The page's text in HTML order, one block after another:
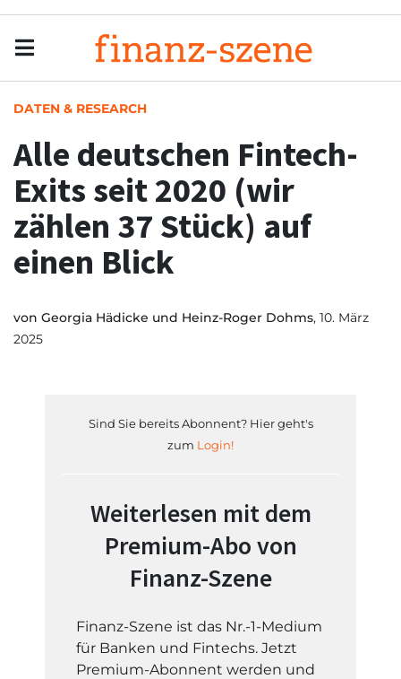
DATEN & RESEARCH
Alle deutschen Fintech-
Exits seit 2020 (wir
zählen 37 Stück) auf
einen Blick
von Georgia Hädicke und Heinz-Roger Dohms, 10. März
2025
Sind Sie bereits Abonnent? Hier geht's
zum Login!
Weiterlesen mit dem
Premium-Abo von
Finanz-Szene
Finanz-Szene ist das Nr.-1-Medium
für Banken und Fintechs. Jetzt
Premium-Abonnent werden und